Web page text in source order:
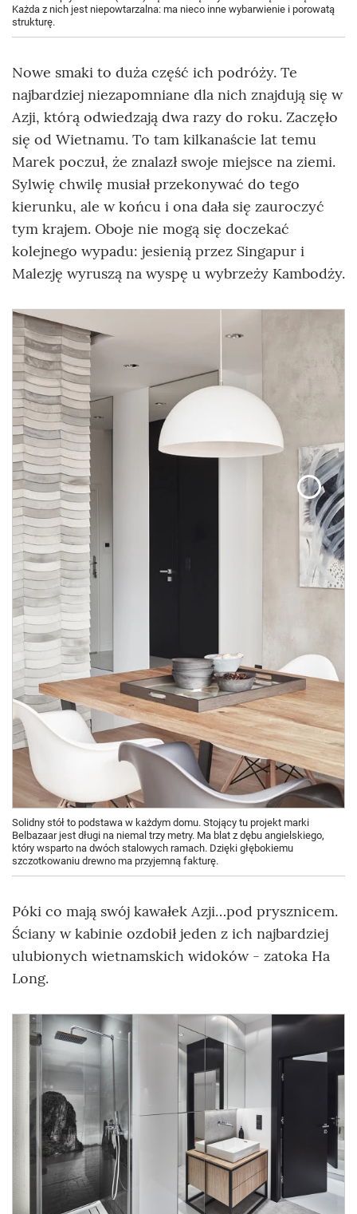
Każda z nich jest niepowtarzalna: ma nieco inne wybarwienie i porowatą
strukturę.
Nowe smaki to duża część ich podróży. Te
najbardziej niezapomniane dla nich znajdują się w
Azji, którą odwiedzają dwa razy do roku. Zaczęło
się od Wietnamu. To tam kilkanaście lat temu
Marek poczuł, że znalazł swoje miejsce na ziemi.
Sylwię chwilę musiał przekonywać do tego
kierunku, ale w końcu i ona dała się zauroczyć
tym krajem. Oboje nie mogą się doczekać
kolejnego wypadu: jesienią przez Singapur i
Malezję wyruszą na wyspę u wybrzeży Kambodży.
Solidny stół to podstawa w każdym domu. Stojący tu projekt marki
Belbazaar jest długi na niemal trzy metry. Ma blat z dębu angielskiego,
który wsparto na dwóch stalowych ramach. Dzięki głębokiemu
szczotkowaniu drewno ma przyjemną fakturę.
Póki co mają swój kawałek Azji…pod prysznicem.
Ściany w kabinie ozdobił jeden z ich najbardziej
ulubionych wietnamskich widoków - zatoka Ha
Long.